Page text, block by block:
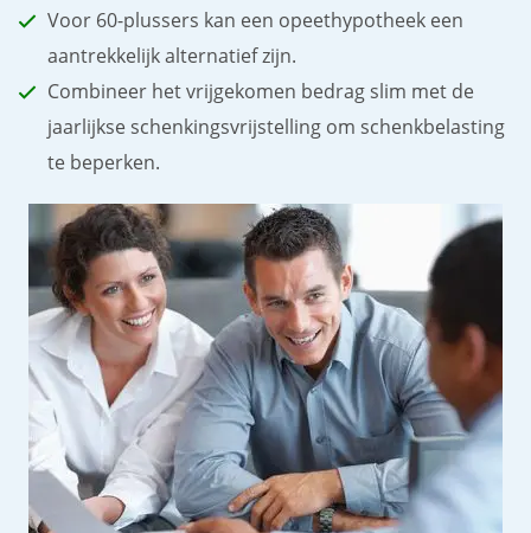
Voor 60-plussers kan een opeethypotheek een
aantrekkelijk alternatief zijn.
Combineer het vrijgekomen bedrag slim met de
jaarlijkse schenkingsvrijstelling om schenkbelasting
te beperken.